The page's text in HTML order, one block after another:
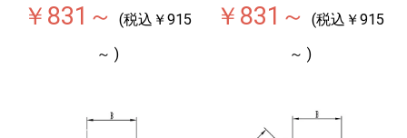
￥831～
(税込￥915
～ )
￥831～
(税込￥915
～ )